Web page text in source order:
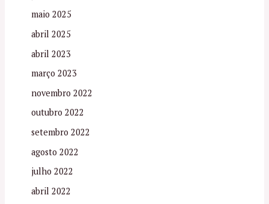
maio 2025
abril 2025
abril 2023
março 2023
novembro 2022
outubro 2022
setembro 2022
agosto 2022
julho 2022
abril 2022